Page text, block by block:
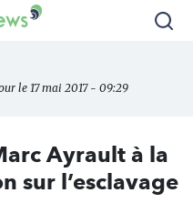
le 17 mai 2017 - 09:29
Ayrault à la
sur l’esclavage